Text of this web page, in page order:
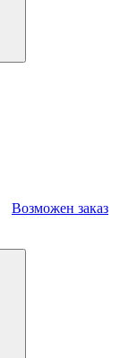
Возможен заказ